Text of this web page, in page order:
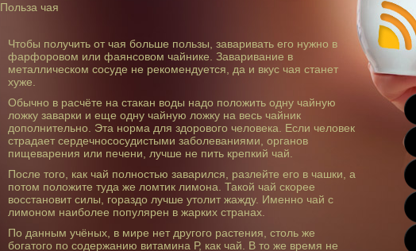
Польза чая
Чтобы получить от чая больше пользы, заваривать его нужно в
фарфоровом или фаянсовом чайнике. Заваривание в
металлическом сосуде не рекомендуется, да и вкус чая станет
хуже.
Обычно в расчёте на стакан воды надо положить одну чайную
ложку заварки и еще одну чайную ложку на весь чайник
дополнительно. Эта норма для здорового человека. Если человек
страдает сердечнососудистыми заболеваниями, органов
пищеварения или печени, лучше не пить крепкий чай.
После того, как чай полностью заварился, разлейте его в чашки, а
потом положите туда же ломтик лимона. Такой чай скорее
восстановит силы, гораздо лучше утолит жажду. Именно чай с
лимоном наиболее популярен в жарких странах.
По данным учёных, в мире нет другого растения, столь же
богатого по содержанию витамина Р, как чай. В то же время не